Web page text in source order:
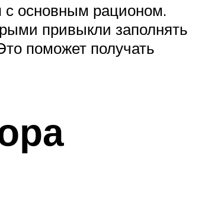
с основным рационом.
привыкли заполнять
поможет получать